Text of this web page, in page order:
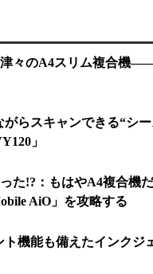
々のA4スリム複合機
らスキャンできる“シ
」
た!?：もはやA4複合機
AiO」を攻略する
機能も備えたインクジ